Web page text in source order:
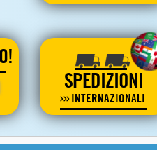
SPEDIZIONI
INTERNAZIONALI